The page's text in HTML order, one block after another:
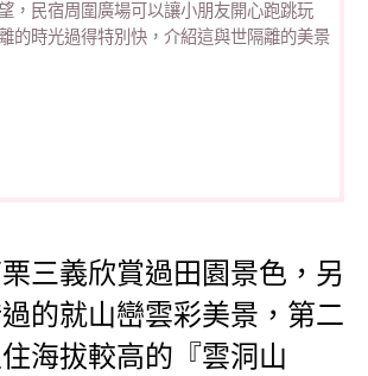
，民宿周圍廣場可以讓小朋友開心跑跳玩
的時光過得特別快，介紹這與世隔離的美景
三義欣賞過田園景色，另
的就山巒雲彩美景，第二
海拔較高的『雲洞山